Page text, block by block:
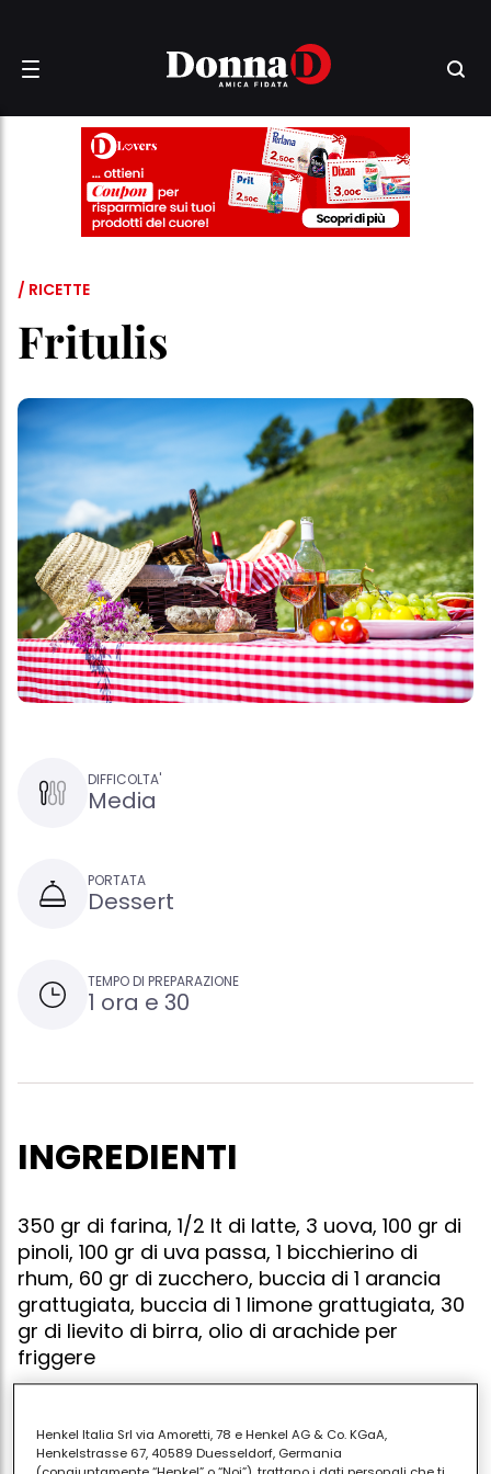
/ RICETTE
Fritulis
DIFFICOLTA'
Media
PORTATA
Dessert
TEMPO DI PREPARAZIONE
1 ora e 30
INGREDIENTI
350 gr di farina, 1/2 lt di latte, 3 uova, 100 gr di
pinoli, 100 gr di uva passa, 1 bicchierino di
rhum, 60 gr di zucchero, buccia di 1 arancia
grattugiata, buccia di 1 limone grattugiata, 30
gr di lievito di birra, olio di arachide per
friggere
In una terrina mescolate la farina con lo zucchero, le
Henkel Italia Srl via Amoretti, 78 e Henkel AG & Co. KGaA,
Henkelstrasse 67, 40589 Duesseldorf, Germania